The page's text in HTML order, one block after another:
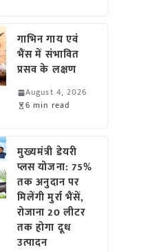
गाभिन गाय एवं
भैंस में संभावित
प्रसव के लक्षण
August 4, 2026
6 min read
मुख्यमंत्री डेयरी
प्लस योजना: 75%
तक अनुदान पर
मिलेंगी मुर्रा भैंसें,
रोजाना 20 लीटर
तक होगा दूध
उत्पादन